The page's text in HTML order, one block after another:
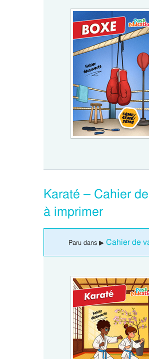
Karaté – Cahier
à imprimer
Paru dans ▶ Cahier de